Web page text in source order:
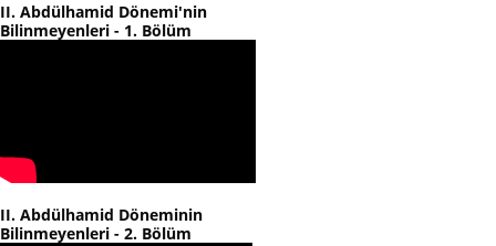
II. Abdülhamid Dönemi'nin
Bilinmeyenleri - 1. Bölüm
II. Abdülhamid Döneminin
Bilinmeyenleri - 2. Bölüm